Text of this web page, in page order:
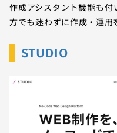
作成アシスタント機能も
方でも迷わずに作成・運用
STUDIO